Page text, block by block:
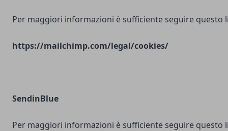
Per maggiori informazioni è sufficiente seguire questo
https://mailchimp.com/legal/cookies/
SendinBlue
Per maggiori informazioni è sufficiente seguire questo